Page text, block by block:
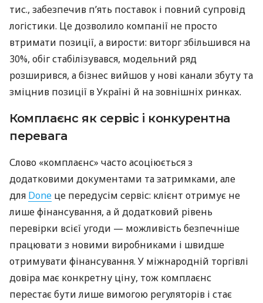
тис., забезпечив п’ять поставок і повний супровід
логістики. Це дозволило компанії не просто
втримати позиції, а вирости: виторг збільшився на
30%, обіг стабілізувався, модельний ряд
розширився, а бізнес вийшов у нові канали збуту та
зміцнив позиції в Україні й на зовнішніх ринках.
Комплаєнс як сервіс і конкурентна
перевага
Слово «комплаєнс» часто асоціюється з
додатковими документами та затримками, але
для Done це передусім сервіс: клієнт отримує не
лише фінансування, а й додатковий рівень
перевірки всієї угоди — можливість безпечніше
працювати з новими виробниками і швидше
отримувати фінансування. У міжнародній торгівлі
довіра має конкретну ціну, тож комплаєнс
перестає бути лише вимогою регуляторів і стає